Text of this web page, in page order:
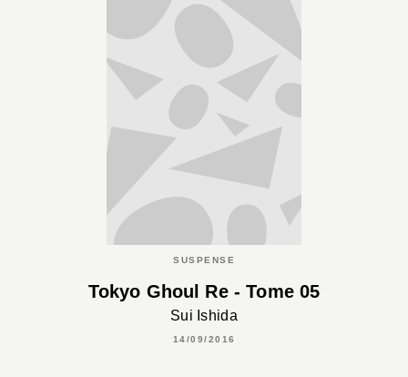
SUSPENSE
Tokyo Ghoul Re - Tome 05
Sui Ishida
14/09/2016